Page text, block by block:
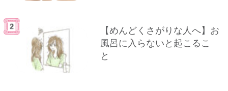
【めんどくさがりな人へ】お
風呂に入らないと起こるこ
と